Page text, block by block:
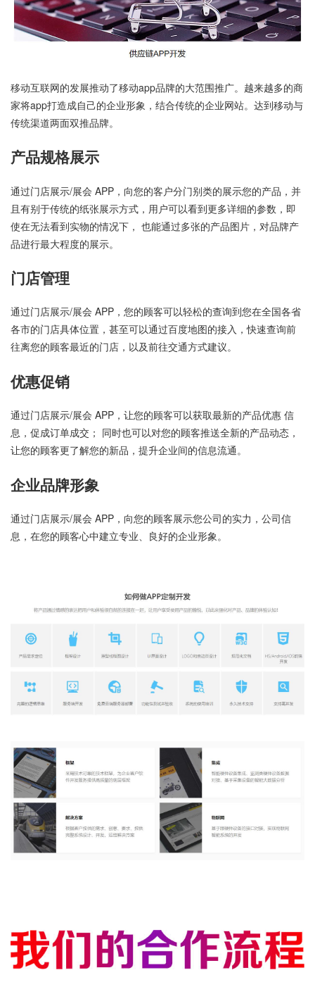
移动互联网的发展推动了移动app品牌的大范围推广。越来越多的商
家将app打造成自己的企业形象，结合传统的企业网站。达到移动与
传统渠道两面双推品牌。
产品规格展示
通过门店展示/展会 APP，向您的客户分门别类的展示您的产品，并
且有别于传统的纸张展示方式，用户可以看到更多详细的参数，即
使在无法看到实物的情况下， 也能通过多张的产品图片，对品牌产
品进行最大程度的展示。
门店管理
通过门店展示/展会 APP，您的顾客可以轻松的查询到您在全国各省
各市的门店具体位置，甚至可以通过百度地图的接入，快速查询前
往离您的顾客最近的门店，以及前往交通方式建议。
优惠促销
通过门店展示/展会 APP，让您的顾客可以获取最新的产品优惠 信
息，促成订单成交； 同时也可以对您的顾客推送全新的产品动态，
让您的顾客更了解您的新品，提升企业间的信息流通。
企业品牌形象
通过门店展示/展会 APP，向您的顾客展示您公司的实力，公司信
息，在您的顾客心中建立专业、良好的企业形象。